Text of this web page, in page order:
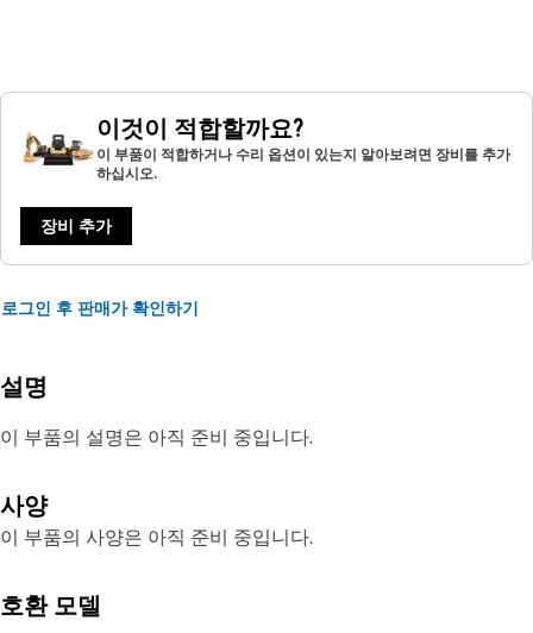
이것이 적합할까요?
이 부품이 적합하거나 수리 옵션이 있는지 알아보려면 장비를 추가
하십시오.
장비 추가
로그인 후 판매가 확인하기
설명
이 부품의 설명은 아직 준비 중입니다.
사양
이 부품의 사양은 아직 준비 중입니다.
호환 모델